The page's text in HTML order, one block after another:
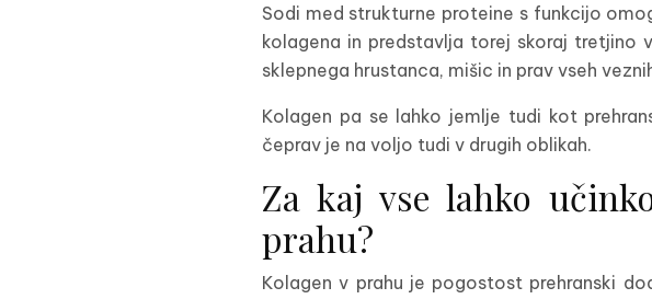
Sodi med strukturne proteine s funkcijo
kolagena in predstavlja torej skoraj tretjino
sklepnega hrustanca, mišic in prav vseh
Kolagen pa se lahko jemlje tudi kot
čeprav je na voljo tudi v drugih oblikah.
Za kaj vse lahko
prahu?
Kolagen v prahu je pogostost prehranski